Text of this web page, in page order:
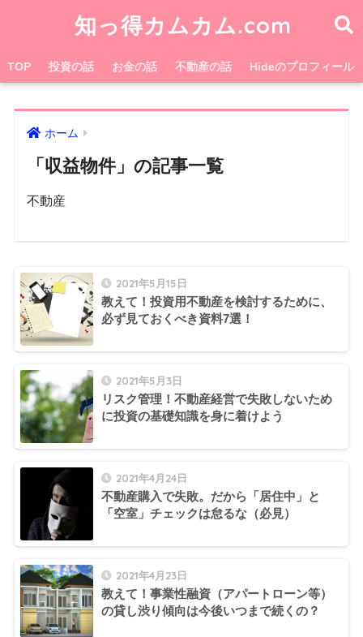
知っ得カムカム.com
TOP 投資の話 お金の話 不動産の話 Hideのプロフィール
ホーム
「収益物件」の記事一覧
不動産
2021年5月15日
教えて！投資用不動産を検討するために、
必ず見ておくべき資料7選！
2021年5月3日
リスク管理！不動産経営で失敗しないため
に投資の基礎知識を身に着けよう
2021年4月24日
不動産購入で失敗。だから「居住中」と
「空室」チェックは怠るな（必見）
2021年4月23日
教えて！事業性融資（アパートローン等）
の貸し渋り傾向は今後いつまで続くの？